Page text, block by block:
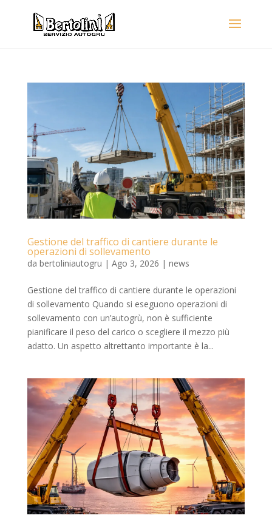
Gestione del traffico di cantiere durante le
operazioni di sollevamento
da bertoliniautogru | Ago 3, 2026 | news
Gestione del traffico di cantiere durante le operazioni
di sollevamento Quando si eseguono operazioni di
sollevamento con un’autogrù, non è sufficiente
pianificare il peso del carico o scegliere il mezzo più
adatto. Un aspetto altrettanto importante è la...